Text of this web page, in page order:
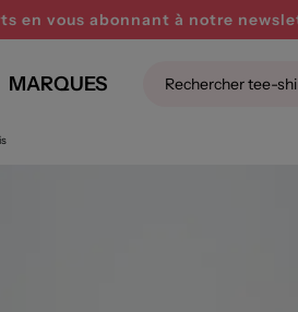
en vous abonnant à notre
MARQUES